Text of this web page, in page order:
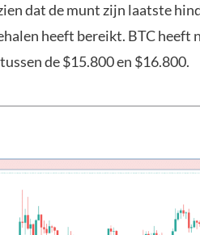
dat de munt zijn laatste
heeft bereikt. BTC heeft
de $15.800 en $16.800.